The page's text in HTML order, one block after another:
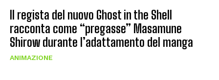
Il regista del nuovo Ghost in the Shell
racconta come “pregasse” Masamune
Shirow durante l’adattamento del manga
ANIMAZIONE